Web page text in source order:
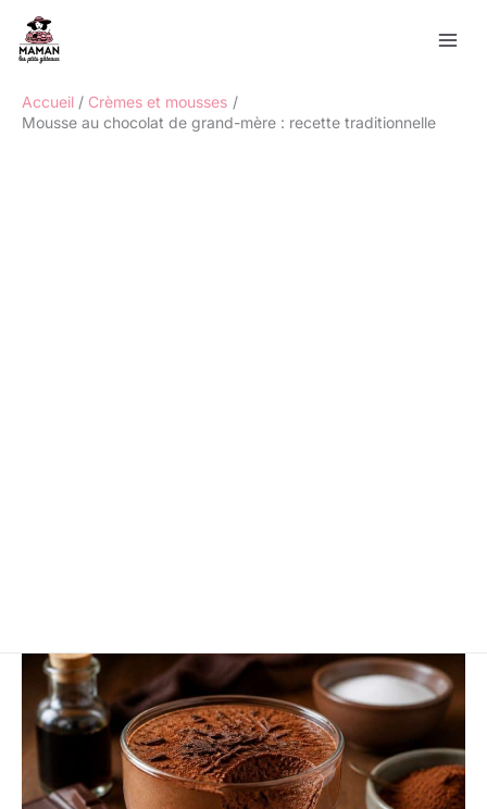
contenu
Accueil
Crèmes et mousses
Mousse au chocolat de grand-mère : recette traditionnelle
Rechercher